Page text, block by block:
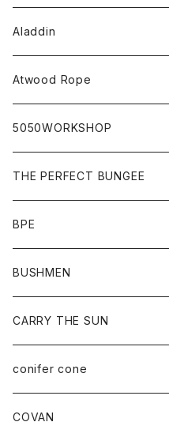
Aladdin
Atwood Rope
5050WORKSHOP
THE PERFECT BUNGEE
BPE
BUSHMEN
CARRY THE SUN
conifer cone
COVAN